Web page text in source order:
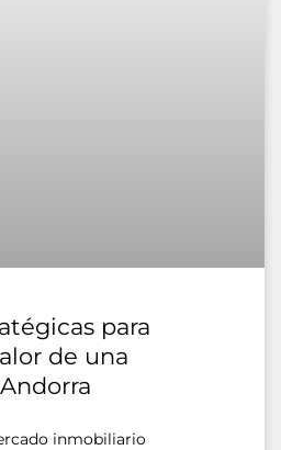
para
de una
inmobiliario